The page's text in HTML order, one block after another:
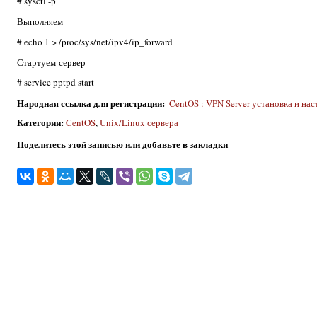
Выполняем
# echo 1 > /proc/sys/net/ipv4/ip_forward
Стартуем сервер
# service pptpd start
Народная ссылка для регистрации: CentOS : VPN Server установка и
Категории:CentOS,Unix/Linux сервера
Поделитесь этой записью или добавьте в закладки